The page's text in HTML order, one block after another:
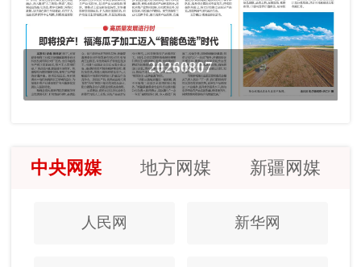
20260807
中央网媒 地方网媒 新疆网媒
人民网 新华网